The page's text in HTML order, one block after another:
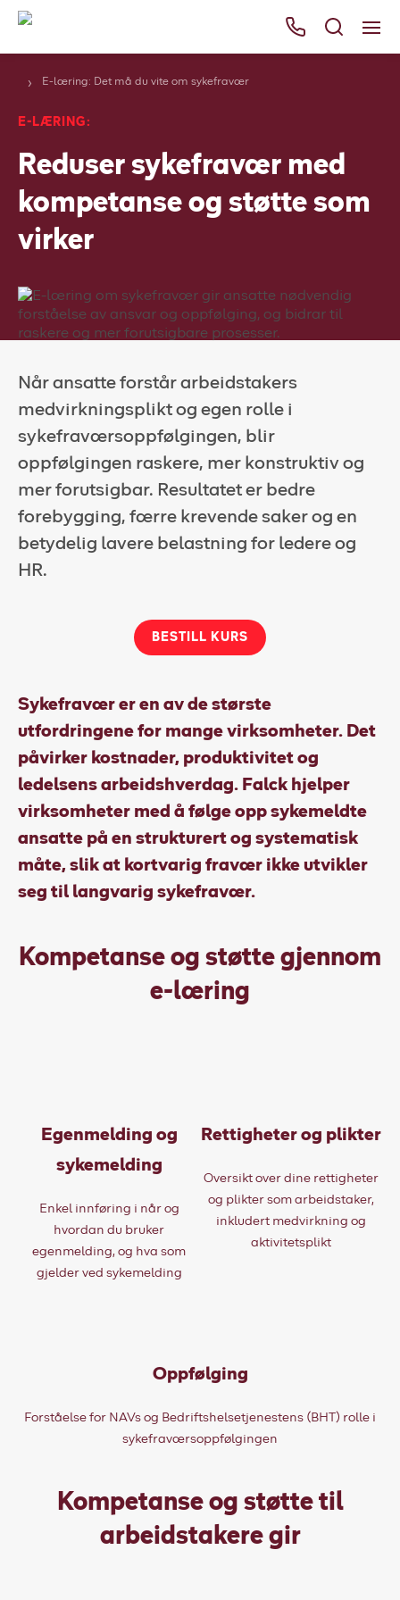
Våre tjenester
Områder
Kurs
Bli kunde
Bestill
Her finner du oss
Kundeportal
HMS-verktøy
Kundeportal
E-læring: Det må du vite om sykefravær
E-LÆRING:
Reduser sykefravær med
kompetanse og støtte som
virker
Når ansatte forstår arbeidstakers
medvirkningsplikt og egen rolle i
sykefraværsoppfølgingen, blir
oppfølgingen raskere, mer konstruktiv og
mer forutsigbar. Resultatet er bedre
forebygging, færre krevende saker og en
betydelig lavere belastning for ledere og
HR.
BESTILL KURS
Sykefravær er en av de største
utfordringene for mange virksomheter. Det
påvirker kostnader, produktivitet og
ledelsens arbeidshverdag. Falck hjelper
virksomheter med å følge opp sykemeldte
ansatte på en strukturert og systematisk
måte, slik at kortvarig fravær ikke utvikler
seg til langvarig sykefravær.
Kompetanse og støtte gjennom
e-læring
Egenmelding og
sykemelding
Enkel innføring i når og
hvordan du bruker
egenmelding, og hva som
gjelder ved sykemelding
Rettigheter og plikter
Oversikt over dine rettigheter
og plikter som arbeidstaker,
inkludert medvirkning og
aktivitetsplikt
Oppfølging
Forståelse for NAVs og Bedriftshelsetjenestens (BHT) rolle i
sykefraværsoppfølgingen
Kompetanse og støtte til
arbeidstakere gir